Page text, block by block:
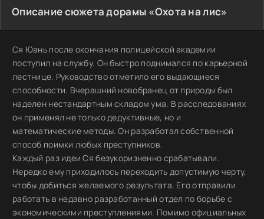
Описание сюжета дорамы «Охота на лис»
Ся Юань после окончания полицейской академии
поступил на службу. Он быстро поднимался по карьерной
лестнице. Руководство отметило его выдающиеся
способности. Вчерашний новобранец от природы был
наделен нестандартным складом ума. В расследованиях
он применял не только дедуктивные, но и
математические методы. Он разработал собственной
способ поимки любых преступников.
Каждый раз идеи Ся безукоризненно срабатывали.
Нередко ему приходилось переходить допустимую черту,
чтобы добиться желаемого результата. Его отправили
работать в недавно разработанный отдел по борьбе с
экономическими преступлениями. Помимо официальных